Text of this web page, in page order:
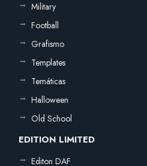
Military
Football
Grafismo
Templates
Temáticas
Halloween
Old School
EDITION LIMITED
Editon DAF